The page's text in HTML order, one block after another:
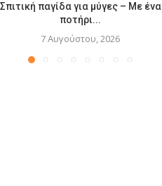
Σπιτική παγίδα για μύγες – Με ένα
ποτήρι...
7 Αυγούστου, 2026